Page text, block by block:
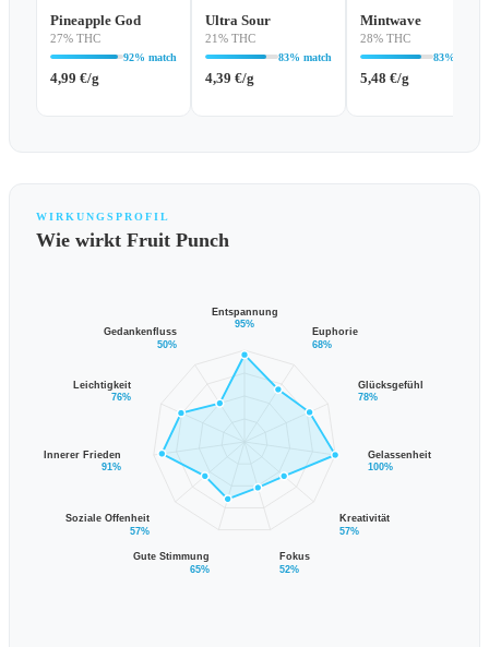
Pineapple God
27% THC
92% match
4,99 €/g
Ultra Sour
21% THC
83% match
4,39 €/g
Mintwave
28% THC
83% match
5,48 €/g
WIRKUNGSPROFIL
Wie wirkt Fruit Punch
Entspannung
95%
Euphorie
68%
Glücksgefühl
78%
Gelassenheit
100%
Kreativität
57%
Fokus
52%
Gute Stimmung
65%
Soziale Offenheit
57%
Innerer Frieden
91%
Leichtigkeit
76%
Gedankenfluss
50%